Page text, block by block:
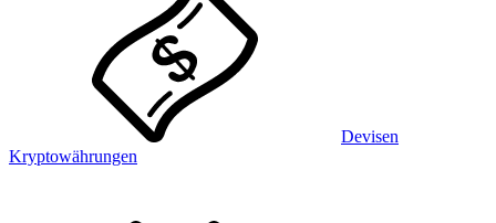
Devisen
Kryptowährungen